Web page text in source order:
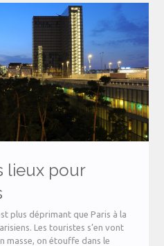
lieux pour
plus déprimant que Paris à la
Les touristes s’en vont
masse, on étouffe dans le